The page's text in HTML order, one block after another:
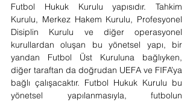
Futbol Hukuk Kurulu yapısıdır. Tahkim
Kurulu, Merkez Hakem Kurulu, Profesyonel
Disiplin Kurulu ve diğer operasyonel
kurullardan oluşan bu yönetsel yapı, bir
yandan Futbol Üst Kuruluna bağlıyken,
diğer taraftan da doğrudan UEFA ve FIFA’ya
bağlı çalışacaktır. Futbol Hukuk Kurulu bu
yönetsel yapılanmasıyla, futbolun